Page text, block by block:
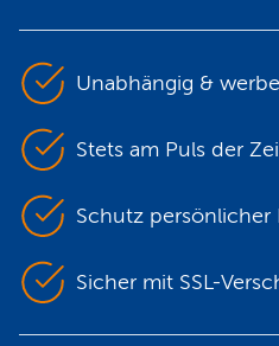
Unabhängig &
Stets am Puls der
Schutz persönlicher
Sicher mit SSL-